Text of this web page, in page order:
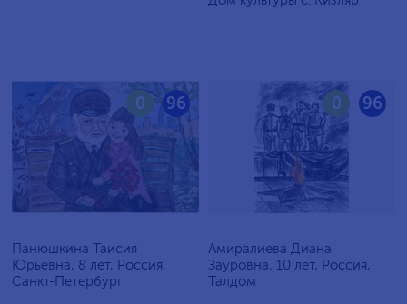
96
0
Панюшкина Таисия
Юрьевна, 8 лет, Россия,
Санкт-Петербург
96
0
Амиралиева Диана
Зауровна, 10 лет, Россия,
Талдом